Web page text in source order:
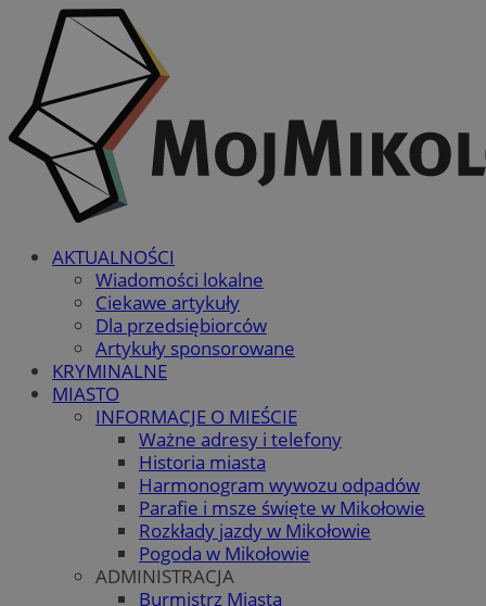
AKTUALNOŚCI
Wiadomości lokalne
Ciekawe artykuły
Dla przedsiębiorców
Artykuły sponsorowane
KRYMINALNE
MIASTO
INFORMACJE O MIEŚCIE
Ważne adresy i telefony
Historia miasta
Harmonogram wywozu odpadów
Parafie i msze święte w Mikołowie
Rozkłady jazdy w Mikołowie
Pogoda w Mikołowie
ADMINISTRACJA
Burmistrz Miasta